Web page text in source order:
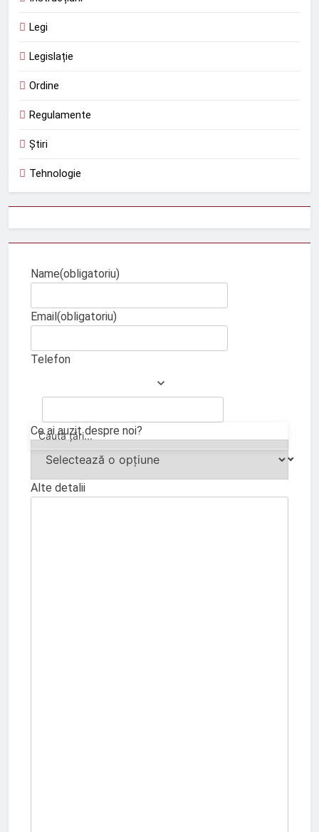
Legi
Legislație
Ordine
Regulamente
Știri
Tehnologie
Name(obligatoriu)
Email(obligatoriu)
Telefon
Ce ai auzit despre noi?
Alte detalii